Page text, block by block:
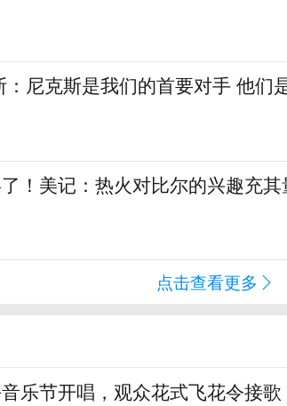
：尼克斯是我们的首要对手 他们
！美记：热火对比尔的兴趣充
点击查看更多
乐节开唱，观众花式飞花令接歌